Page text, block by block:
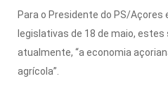
Para o Presidente do PS/Açores
legislativas de 18 de maio,
atualmente, “a economia
agrícola”.